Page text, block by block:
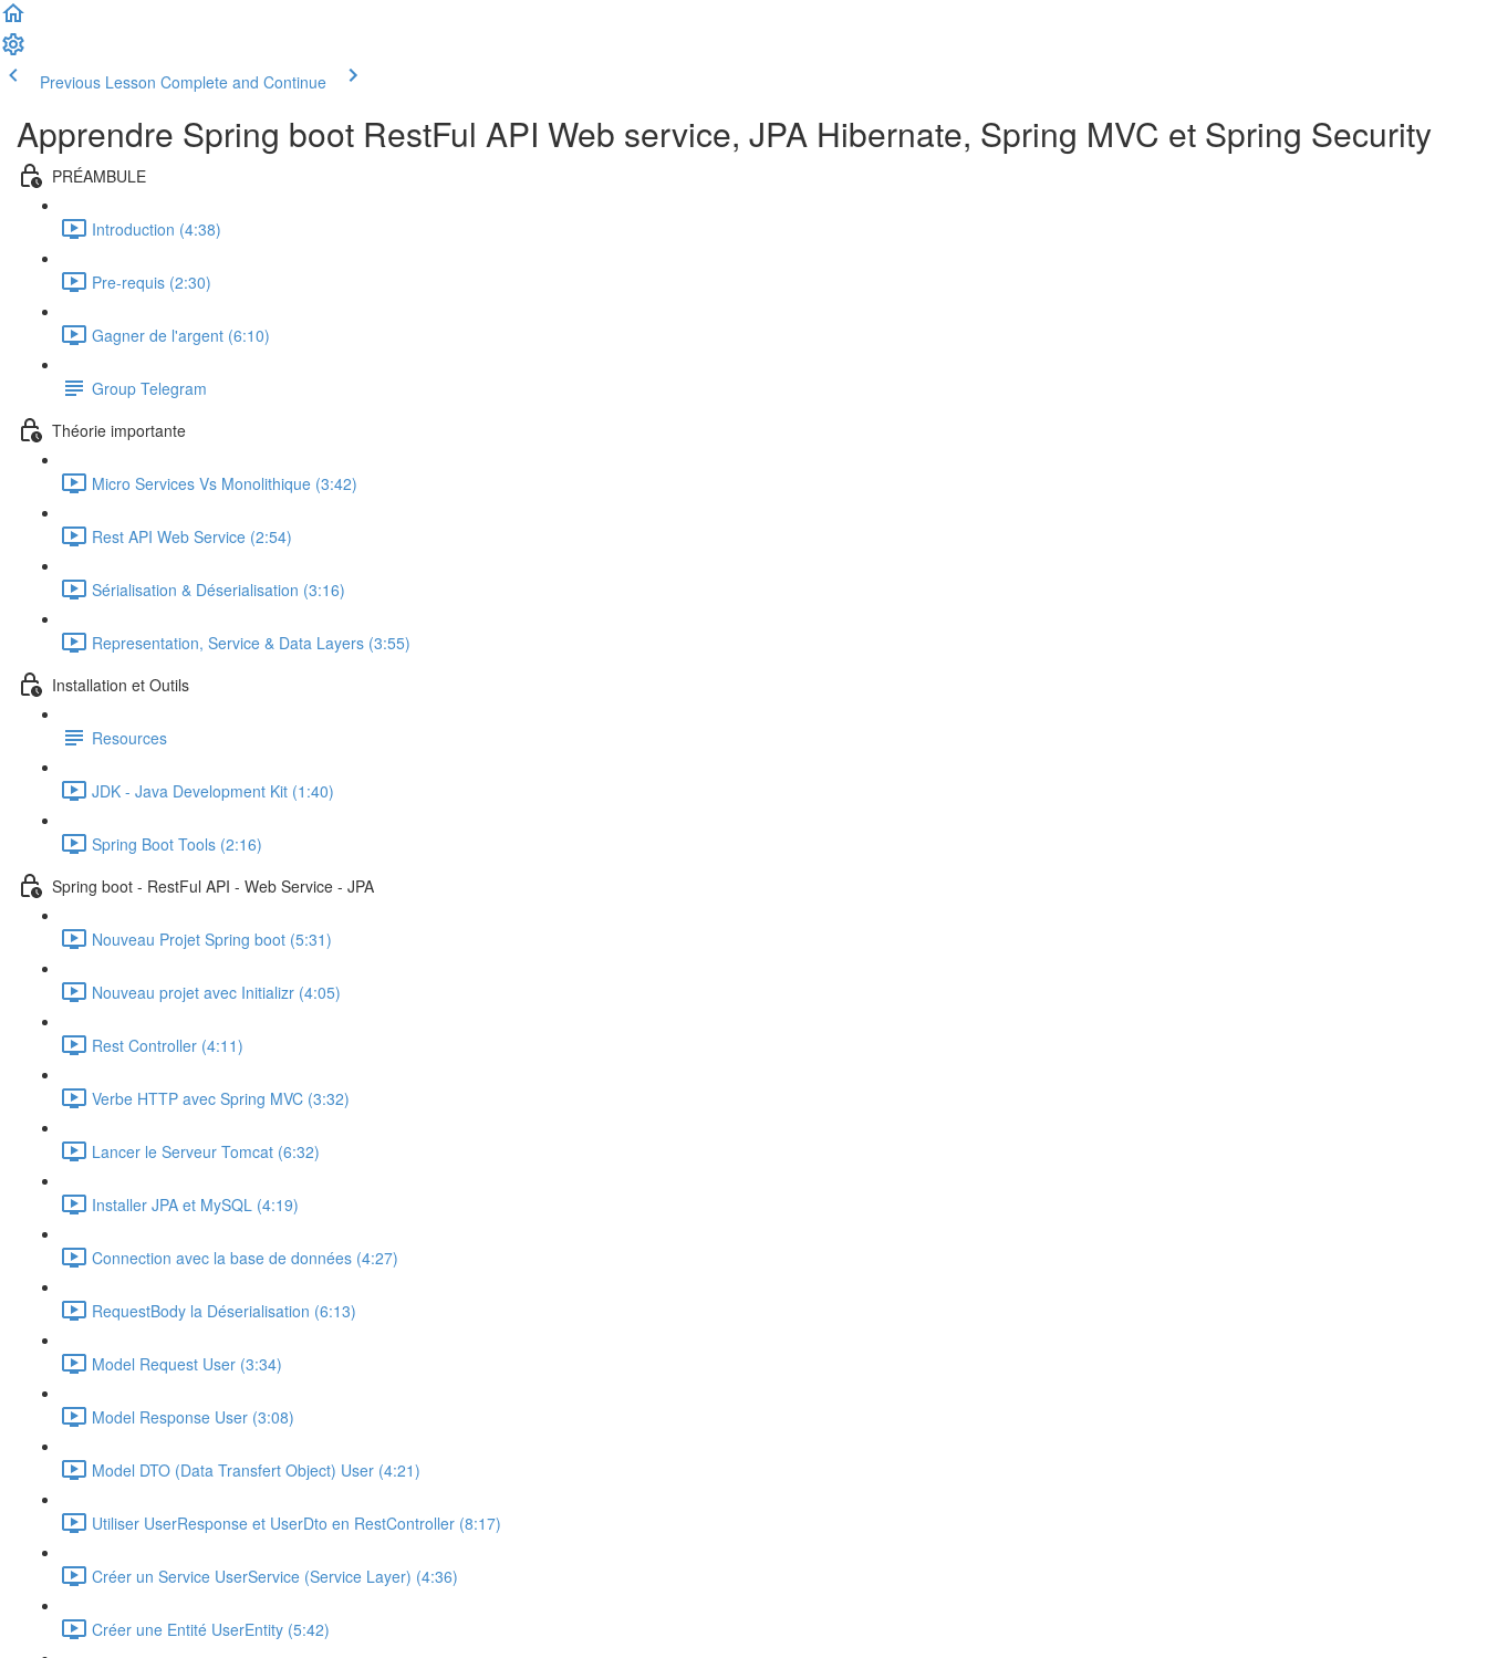
Previous Lesson Complete and Continue
Apprendre Spring boot RestFul API Web service, JPA Hibernate, Spring MVC et Spring Security
PRÉAMBULE
Introduction (4:38)
Pre-requis (2:30)
Gagner de l'argent (6:10)
Group Telegram
Théorie importante
Micro Services Vs Monolithique (3:42)
Rest API Web Service (2:54)
Sérialisation & Déserialisation (3:16)
Representation, Service & Data Layers (3:55)
Installation et Outils
Resources
JDK - Java Development Kit (1:40)
Spring Boot Tools (2:16)
Spring boot - RestFul API - Web Service - JPA
Nouveau Projet Spring boot (5:31)
Nouveau projet avec Initializr (4:05)
Rest Controller (4:11)
Verbe HTTP avec Spring MVC (3:32)
Lancer le Serveur Tomcat (6:32)
Installer JPA et MySQL (4:19)
Connection avec la base de données (4:27)
RequestBody la Déserialisation (6:13)
Model Request User (3:34)
Model Response User (3:08)
Model DTO (Data Transfert Object) User (4:21)
Utiliser UserResponse et UserDto en RestController (8:17)
Créer un Service UserService (Service Layer) (4:36)
Créer une Entité UserEntity (5:42)